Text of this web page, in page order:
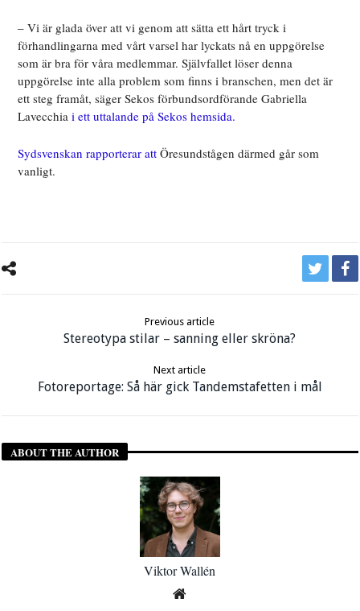
– Vi är glada över att vi genom att sätta ett hårt tryck i
förhandlingarna med vårt varsel har lyckats nå en uppgörelse
som är bra för våra medlemmar. Självfallet löser denna
uppgörelse inte alla problem som finns i branschen, men det är
ett steg framåt, säger Sekos förbundsordförande Gabriella
Lavecchia i ett uttalande på Sekos hemsida.
Sydsvenskan rapporterar attÖresundstågen därmed går som
vanligt.
Previous article
Stereotypa stilar – sanning eller skröna?
Next article
Fotoreportage: Så här gick Tandemstafetten i mål
ABOUT THE AUTHOR
Viktor Wallén